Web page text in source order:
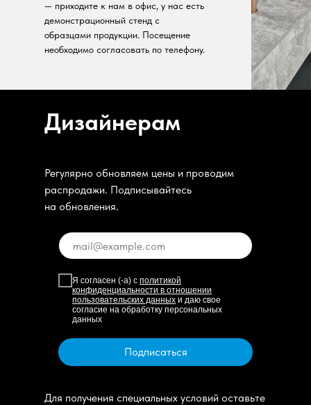
— приходите к нам в офис, у нас есть
демонстрационный стенд с
образцами продукции. Посещение
необходимо согласовать по телефону.
Дизайнерам
Регулярно обновляем цены и проводим
распродажи. Подписывайтесь
на обновления.
Я согласен (-а) с политикой
конфиденциальности в отношении
пользовательских данных и даю свое
согласие на обработку персональных
данных
Подписаться
Для получения специальных условий оставьте